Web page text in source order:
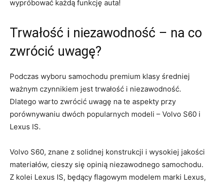
wypróbować każdą‍ funkcję auta!
Trwałość i niezawodność‍ – na co
zwrócić uwagę?
Podczas ​wyboru samochodu premium klasy ‌średniej
ważnym czynnikiem jest trwałość i niezawodność.‌
Dlatego warto zwrócić uwagę na ⁤te aspekty przy
porównywaniu dwóch popularnych modeli – Volvo S60 i
Lexus ‌IS.
Volvo ‍S60, znane‌ z solidnej konstrukcji i wysokiej jakości
materiałów, cieszy się opinią niezawodnego⁣ samochodu.
Z⁢ kolei Lexus⁣ IS, ‌będący flagowym modelem⁣ marki ⁣Lexus,